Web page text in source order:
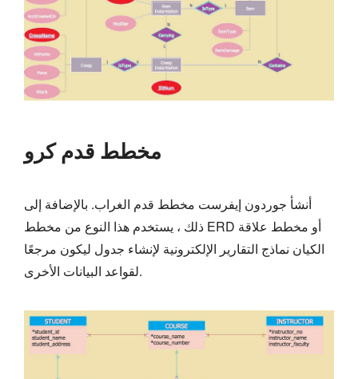
مخطط قدم كرو
أنشأ جوردون إيفرست مخطط قدم الغراب. بالإضافة إلى
ذلك ، يستخدم هذا النوع من مخطط ERD أو مخطط علاقة
الكيان نماذج التقارير الإلكترونية لإنشاء جدول ليكون مرجعًا
لقواعد البيانات الأخرى.